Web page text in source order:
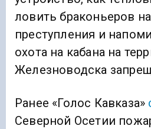
ловить браконьеров
преступления и
охота на кабана на
Железноводска
Ранее «Голос Кавказа»
Северной Осетии